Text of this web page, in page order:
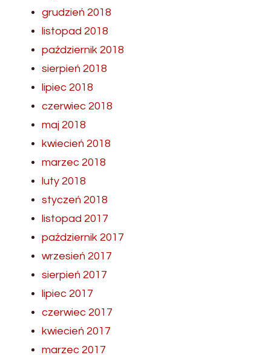
grudzień 2018
listopad 2018
październik 2018
sierpień 2018
lipiec 2018
czerwiec 2018
maj 2018
kwiecień 2018
marzec 2018
luty 2018
styczeń 2018
listopad 2017
październik 2017
wrzesień 2017
sierpień 2017
lipiec 2017
czerwiec 2017
kwiecień 2017
marzec 2017